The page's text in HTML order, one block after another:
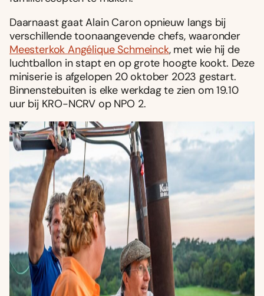
Daarnaast gaat Alain Caron opnieuw langs bij
verschillende toonaangevende chefs, waaronder
Meesterkok Angélique Schmeinck, met wie hij de
luchtballon in stapt en op grote hoogte kookt. Deze
miniserie is afgelopen 20 oktober 2023 gestart.
Binnenstebuiten is elke werkdag te zien om 19.10
uur bij KRO-NCRV op NPO 2.